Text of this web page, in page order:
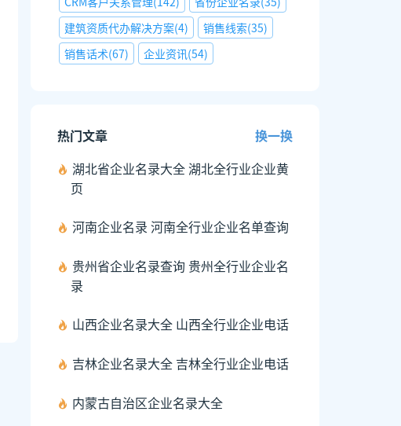
建筑资质代办解决方案(4) 销售线索(35)
销售话术(67) 企业资讯(54)
热门文章
换一换
湖北省企业名录大全 湖北全行业企业黄
页
河南企业名录 河南全行业企业名单查询
贵州省企业名录查询 贵州全行业企业名
录
山西企业名录大全 山西全行业企业电话
吉林企业名录大全 吉林全行业企业电话
内蒙古自治区企业名录大全